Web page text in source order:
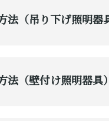
法（吊り下げ照明器
法（壁付け照明器具）